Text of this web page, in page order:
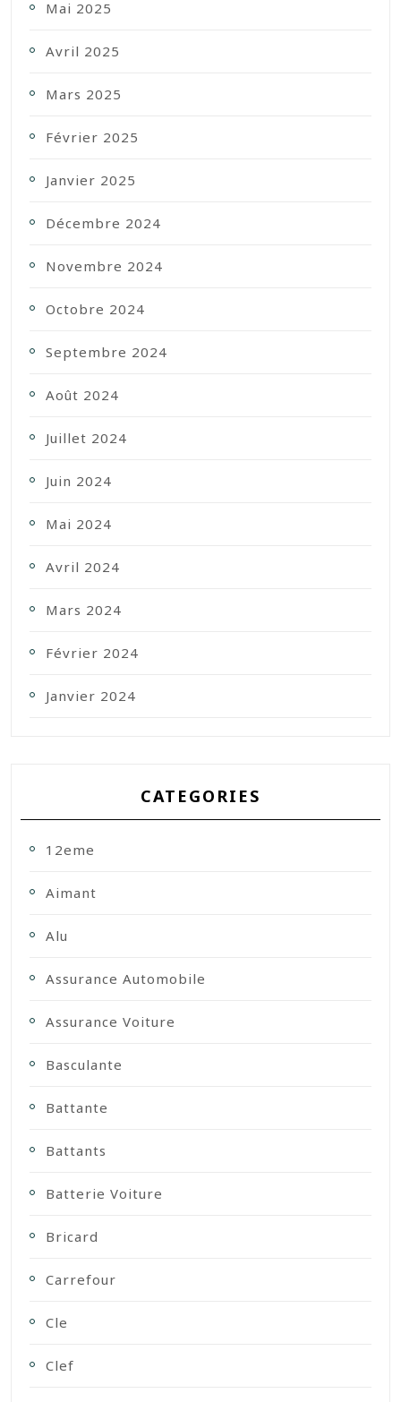
Mai 2025
Avril 2025
Mars 2025
Février 2025
Janvier 2025
Décembre 2024
Novembre 2024
Octobre 2024
Septembre 2024
Août 2024
Juillet 2024
Juin 2024
Mai 2024
Avril 2024
Mars 2024
Février 2024
Janvier 2024
CATEGORIES
12eme
Aimant
Alu
Assurance Automobile
Assurance Voiture
Basculante
Battante
Battants
Batterie Voiture
Bricard
Carrefour
Cle
Clef